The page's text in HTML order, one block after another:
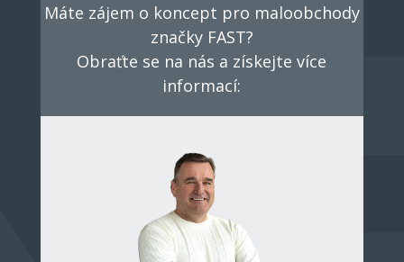
Máte zájem o koncept pro maloobchody
značky FAST?
Obraťte se na nás a získejte více
informací: